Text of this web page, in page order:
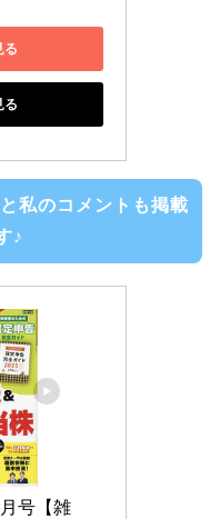
る
る
私のコメントも掲載
♪
号【雑